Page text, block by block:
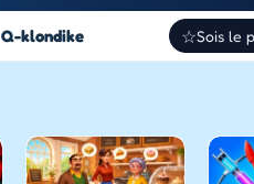
Q-klondike ☆Sois le